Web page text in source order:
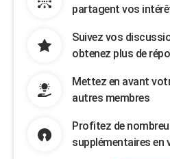
partagent vos
Suivez vos
obtenez plus de
Mettez en avant
autres membres
Profitez de
supplémentaires en